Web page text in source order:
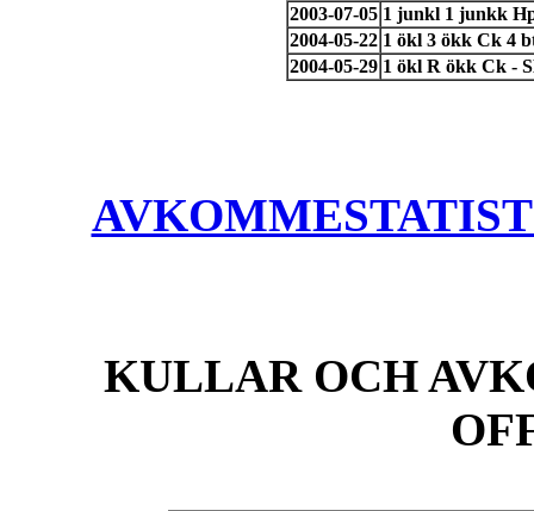
2003-07-05 1 junkl 1 junkk
2004-05-22 1 ökl 3 ökk Ck 4
2004-05-29 1 ökl R ökk Ck -
KULLAR OCH